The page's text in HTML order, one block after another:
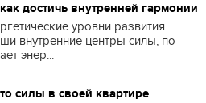
достичь внутренней гармонии
уровни развития
внутренние центры силы, по
энер...
силы в своей квартире